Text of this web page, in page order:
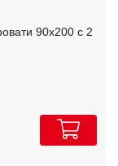
90х200 с 2